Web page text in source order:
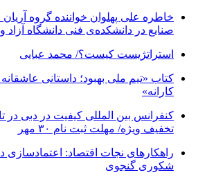
خاطره علی پهلوان خواننده گروه
صنایع در دانشکده‌ی فنی دانشگاه آزاد
استراتژیست کیست؟‬/ محمد عبایی
کتاب «تیم ملی بهبود؛ داستانی
کارانه»
تخفیف ویژه/ مهلت ثبت نام ۳۰ مهر
راهکارهای نجات اقتصاد: اعتمادسازی
شکوری گنجوی